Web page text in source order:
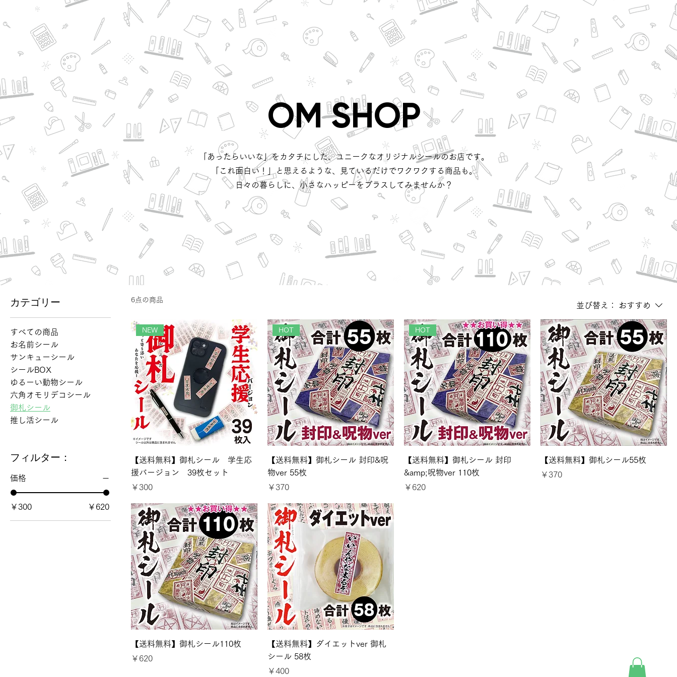
OM SHOP
「あったらいいな」をカタチにした、ユニークなオリジナルシールのお店です。
「これ面白い！」と思えるような、見ているだけでワクワクする商品も。
日々の暮らしに、小さなハッピーをプラスしてみませんか？
カテゴリー
すべての商品
お名前シール
サンキューシール
シールBOX
ゆるーい動物シール
六角オモリデコシール
御札シール
推し活シール
フィルター：
価格
￥300 ￥620
6点の商品
並び替え： おすすめ
NEW
【送料無料】御札シール 学生応
援バージョン 39枚セット
価格
￥300
HOT
【送料無料】御札シール 封印&呪
物ver 55枚
価格
￥370
HOT
【送料無料】御札シール 封印
&amp;呪物ver 110枚
価格
￥620
【送料無料】御札シール55枚
価格
￥370
【送料無料】御札シール110枚
価格
￥620
【送料無料】ダイエットver 御札
シール 58枚
価格
￥400